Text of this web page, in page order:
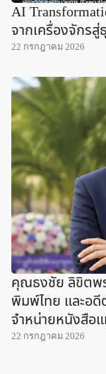
AI
จากเครื่องจักรสู่
22 กรกฎาคม 2026
คุณธงชัย ลิขิตพ
พิมพ์ไทย และอ
จำหน่ายหนังสือ
22 กรกฎาคม 2026